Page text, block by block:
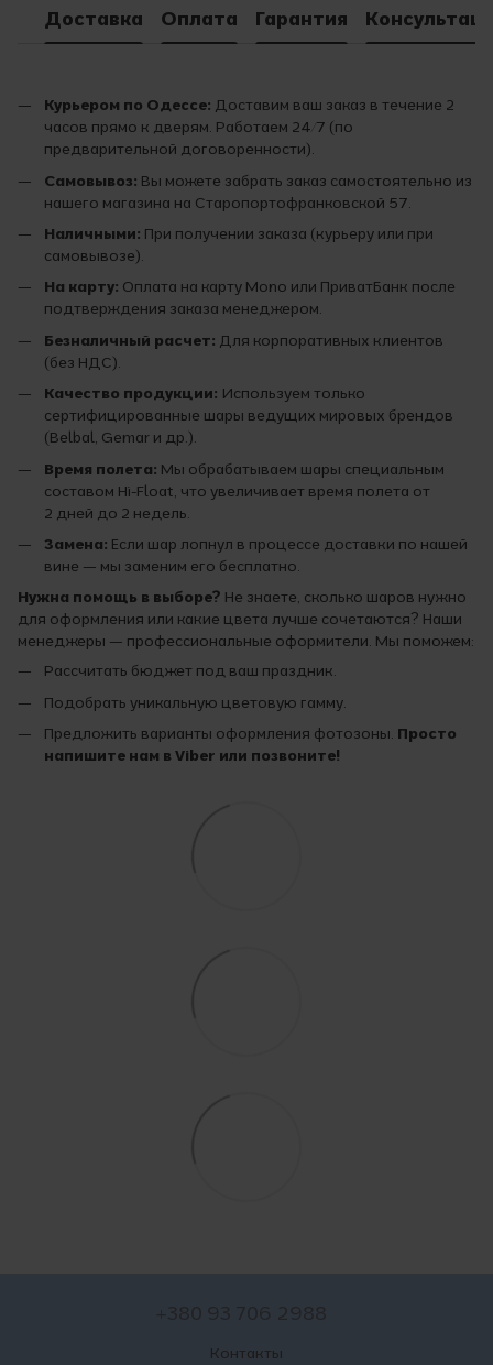
Доставка Оплата Гарантия
Курьером по Одессе: Доставим ваш заказ в течение 2
часов прямо к дверям. Работаем 24/7 (по
предварительной договоренности).
Самовывоз: Вы можете забрать заказ самостоятельно из
нашего магазина на Старопортофранковской 57.
Наличными: При получении заказа (курьеру или при
самовывозе).
На карту: Оплата на карту Mono или ПриватБанк после
подтверждения заказа менеджером.
Безналичный расчет: Для корпоративных клиентов
(без НДС).
Качество продукции: Используем только
сертифицированные шары ведущих мировых брендов
(Belbal, Gemar и др.).
Время полета: Мы обрабатываем шары специальным
составом Hi-Float, что увеличивает время полета от
2 дней до 2 недель.
Замена: Если шар лопнул в процессе доставки по нашей
вине — мы заменим его бесплатно.
Нужна помощь в выборе? Не знаете, сколько шаров нужно
для оформления или какие цвета лучше сочетаются? Наши
менеджеры — профессиональные оформители. Мы поможем:
Рассчитать бюджет под ваш праздник.
Подобрать уникальную цветовую гамму.
Предложить варианты оформления фотозоны. Просто
напишите нам в Viber или позвоните!
Контакты